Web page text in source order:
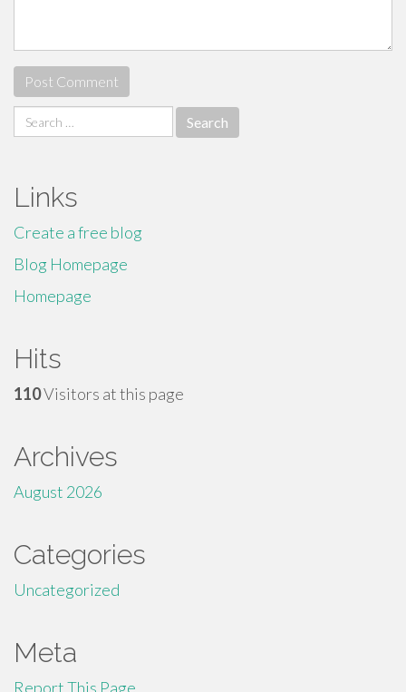
Search
for:
Links
Create a free blog
Blog Homepage
Homepage
Hits
110Visitors at this page
Archives
August 2026
Categories
Uncategorized
Meta
Report This Page